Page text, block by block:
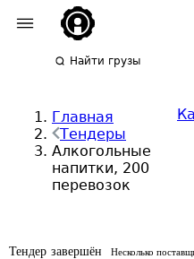
Найти грузы
Главная
Тендеры
Алкогольные
напитки, 200
перевозок
Тендер завершён Несколько